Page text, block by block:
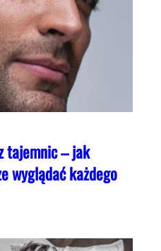
tajemnic – jak
wyglądać każdego